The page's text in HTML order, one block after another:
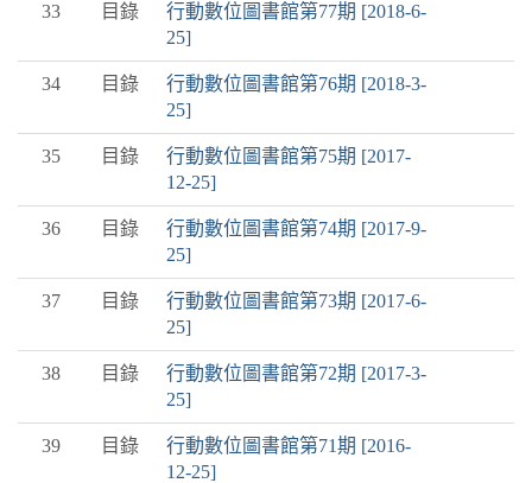
33 目錄
行動數位圖書館第77期 [2018-6-
25]
34 目錄
行動數位圖書館第76期 [2018-3-
25]
35 目錄
行動數位圖書館第75期 [2017-
12-25]
36 目錄
行動數位圖書館第74期 [2017-9-
25]
37 目錄
行動數位圖書館第73期 [2017-6-
25]
38 目錄
行動數位圖書館第72期 [2017-3-
25]
39 目錄
行動數位圖書館第71期 [2016-
12-25]